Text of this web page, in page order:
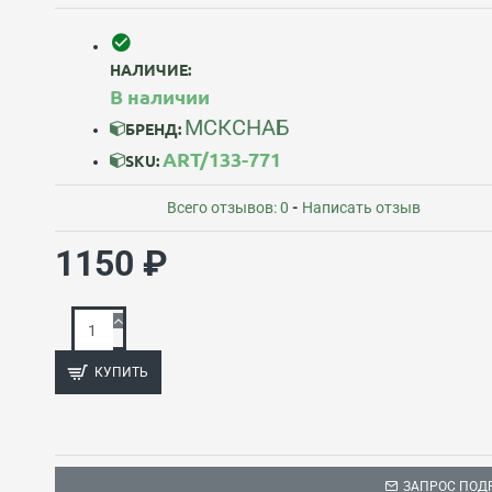
НАЛИЧИЕ:
В наличии
БРЕНД: МСКСНАБ
SKU:ART/133-771
Всего отзывов: 0 - Написать отзыв
1150 ₽
КУПИТЬ
ЗАПРОС